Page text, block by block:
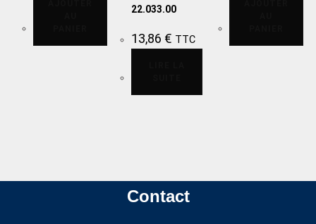
22.033.00
13,86 € TTC
Contact